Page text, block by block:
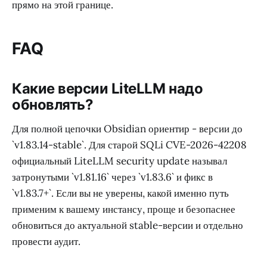
прямо на этой границе.
FAQ
Какие версии LiteLLM надо
обновлять?
Для полной цепочки Obsidian ориентир - версии до
`v1.83.14-stable`. Для старой SQLi CVE-2026-42208
официальный LiteLLM security update называл
затронутыми `v1.81.16` через `v1.83.6` и фикс в
`v1.83.7+`. Если вы не уверены, какой именно путь
применим к вашему инстансу, проще и безопаснее
обновиться до актуальной stable-версии и отдельно
провести аудит.